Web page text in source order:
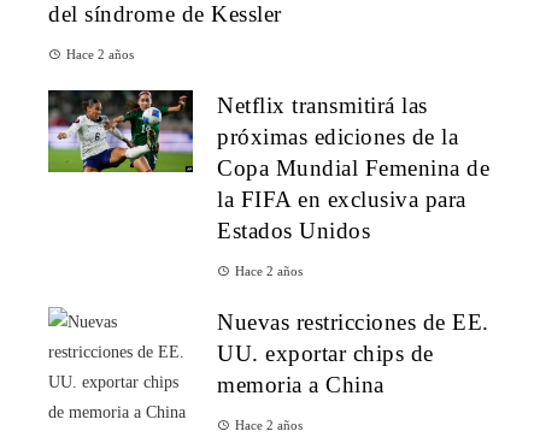
del síndrome de Kessler
Hace 2 años
Netflix transmitirá las
próximas ediciones de la
Copa Mundial Femenina de
la FIFA en exclusiva para
Estados Unidos
Hace 2 años
Nuevas restricciones de EE.
UU. exportar chips de
memoria a China
Hace 2 años